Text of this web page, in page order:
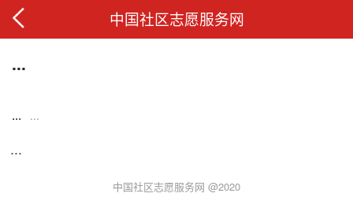
中国社区志愿服务网
...
... ...
...
中国社区志愿服务网 @2020